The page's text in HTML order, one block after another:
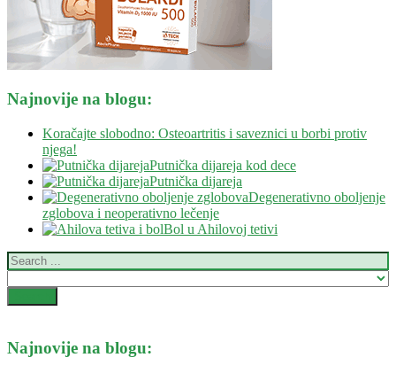
Najnovije na blogu:
Koračajte slobodno: Osteoartritis i saveznici u borbi protiv
njega!
Putnička dijareja kod dece
Putnička dijareja
Degenerativno oboljenje
zglobova i neoperativno lečenje
Bol u Ahilovoj tetivi
Najnovije na blogu: